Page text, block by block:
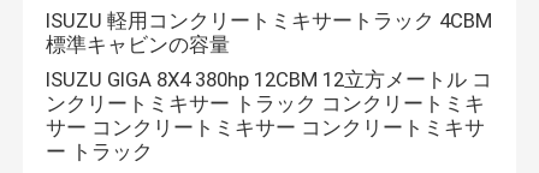
ISUZU ゴミ箱
ISUZU 軽用コンクリートミキサートラック 4CBM
標準キャビンの容量
ISUZU GIGA 8X4 380hp 12CBM 12立方メートル コ
ンクリートミキサー トラック コンクリートミキ
サー コンクリートミキサー コンクリートミキサ
ー トラック